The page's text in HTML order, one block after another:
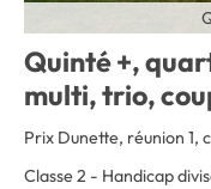
Quinté +,
multi, trio,
Prix Dunette, réunion 1,
Classe 2 - Handicap